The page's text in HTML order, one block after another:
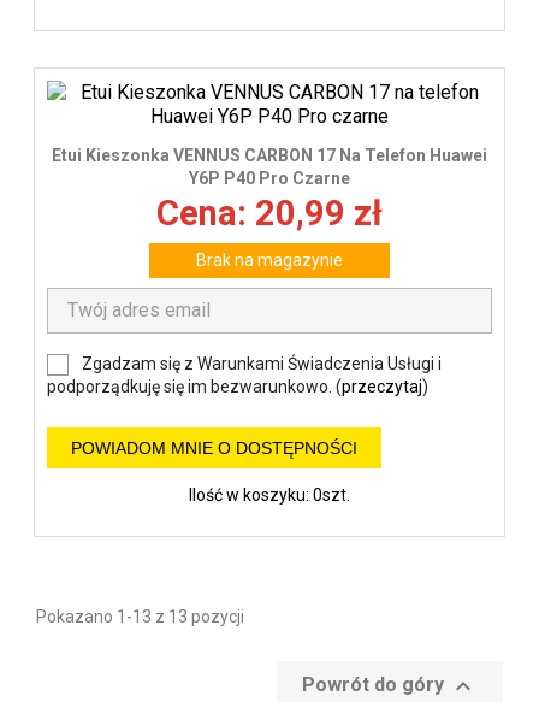
Etui Kieszonka VENNUS CARBON 17 Na Telefon Huawei
Y6P P40 Pro Czarne
Cena: 20,99 zł
Brak na magazynie
Zgadzam się z Warunkami Świadczenia Usługi i
podporządkuję się im bezwarunkowo. (przeczytaj)
POWIADOM MNIE O DOSTĘPNOŚCI
Ilość w koszyku: 0szt.
Pokazano 1-13 z 13 pozycji
Powrót do góry 